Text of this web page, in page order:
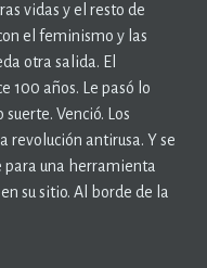
vidas y el resto de
el feminismo y las
otra salida. El
100 años. Le pasó lo
Venció. Los
revolución antirusa. Y se
para una herramienta
su sitio. Al borde de la